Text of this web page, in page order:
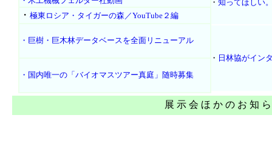
・ 極東ロシア・タイガーの森／YouTube２編
・巨樹・巨木林データベースを全面リニューアル
・国内唯一の「バイオマスツアー真庭」随時募集
・ 知ってほしい
・ 日林協がイン
展 示 会 ほ か の お 知